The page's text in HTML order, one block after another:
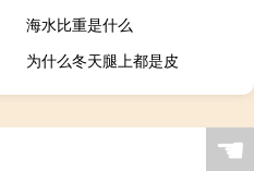
海水比重是什么
为什么冬天腿上都是皮
☚